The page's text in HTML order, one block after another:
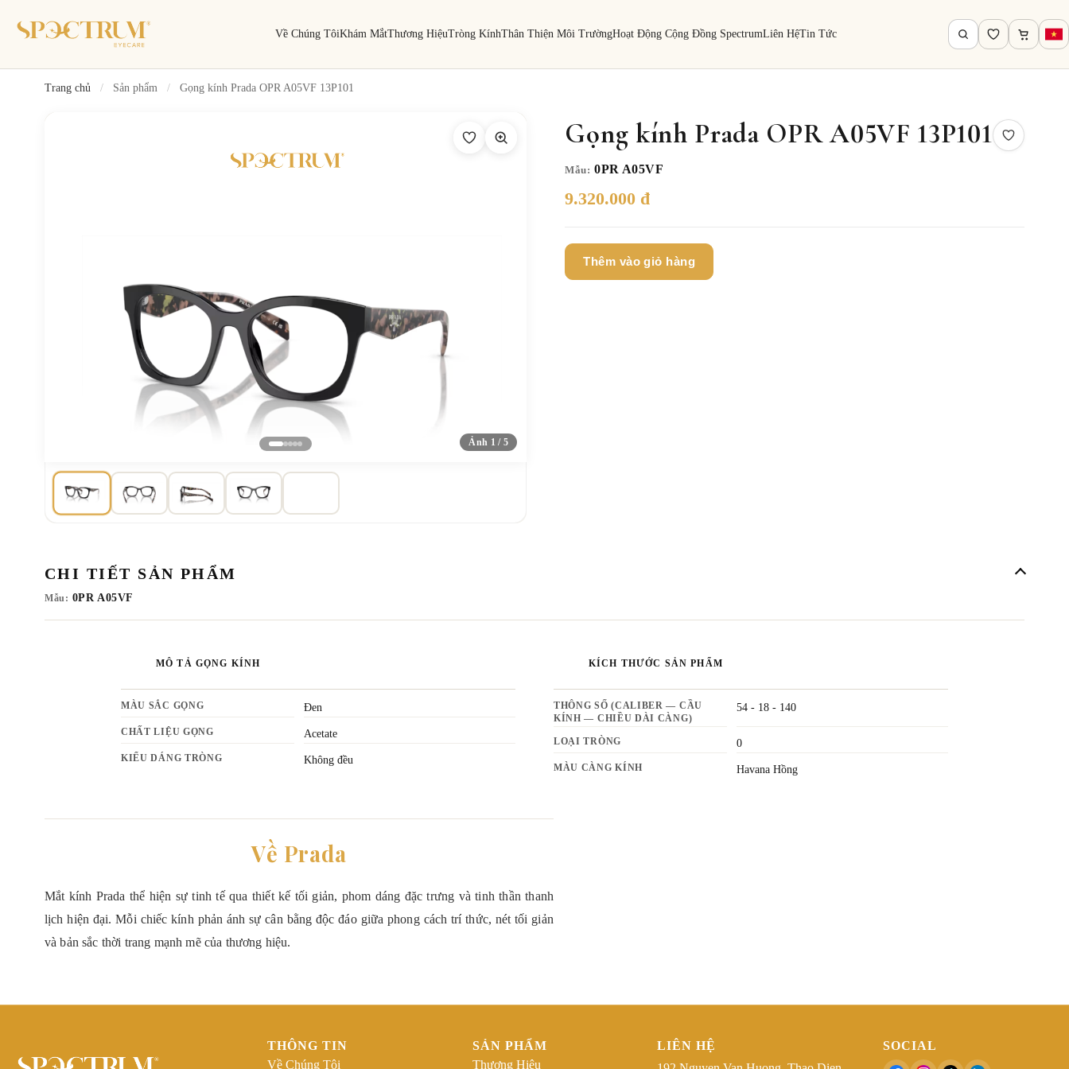
Về Chúng TôiKhám MắtThương HiệuTròng KínhThân Thiện Môi TrườngHoạt Động Cộng Đồng SpectrumLiên HệTin Tức
Trang chủ / Sản phẩm / Gọng kính Prada OPR A05VF 13P101
Ảnh 1 / 5
Gọng kính Prada OPR A05VF 13P101
Mẫu: 0PR A05VF
9.320.000 đ
Thêm vào giỏ hàng
CHI TIẾT SẢN PHẨM
Mẫu: 0PR A05VF
MÔ TẢ GỌNG KÍNH
MÀU SẮC GỌNG Đen
CHẤT LIỆU GỌNG Acetate
KIỂU DÁNG TRÒNG Không đều
KÍCH THƯỚC SẢN PHẨM
THÔNG SỐ (CALIBER — CẦU
KÍNH — CHIỀU DÀI CÀNG)
54 - 18 - 140
LOẠI TRÒNG 0
MÀU CÀNG KÍNH Havana Hồng
Về Prada
Mắt kính Prada thể hiện sự tinh tế qua thiết kế tối giản, phom dáng đặc trưng và tinh thần thanh
lịch hiện đại. Mỗi chiếc kính phản ánh sự cân bằng độc đáo giữa phong cách trí thức, nét tối giản
và bản sắc thời trang mạnh mẽ của thương hiệu.
THÔNG TIN
Về Chúng Tôi
SẢN PHẨM
Thương Hiệu
LIÊN HỆ
SOCIAL